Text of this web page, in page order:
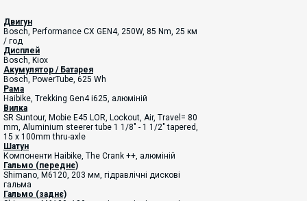
Двигун
Bosch, Performance CX GEN4, 250W, 85 Nm, 25 км
/ год
Дисплей
Bosch, Kiox
Акумулятор / Батарея
Bosch, PowerTube, 625 Wh
Рама
Haibike, Trekking Gen4 i625, алюміній
Вилка
SR Suntour, Mobie E45 LOR, Lockout, Air, Travel= 80
mm, Aluminium steerer tube 1 1/8" - 1 1/2" tapered,
15 x 100mm thru-axle
Шатун
Компоненти Haibike, The Crank ++, алюміній
Гальмо (переднє)
Shimano, M6120, 203 мм, гідравлічні дискові
гальма
Гальмо (заднє)